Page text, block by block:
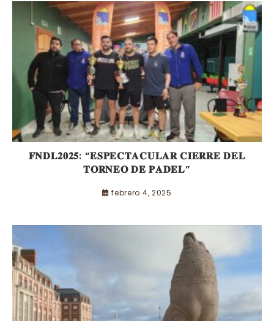
𝐅𝐍𝐃𝐋𝟐𝟎𝟐𝟓: “𝐄𝐒𝐏𝐄𝐂𝐓𝐀𝐂𝐔𝐋𝐀𝐑 𝐂𝐈𝐄𝐑𝐑𝐄 𝐃𝐄𝐋
𝐓𝐎𝐑𝐍𝐄𝐎 𝐃𝐄 𝐏𝐀𝐃𝐄𝐋”
febrero 4, 2025